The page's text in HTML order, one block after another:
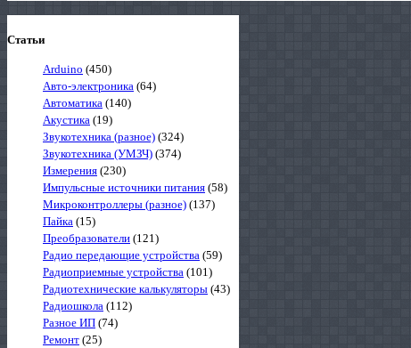
Статьи
Arduino (450)
Авто-электроника (64)
Автоматика (140)
Акустика (19)
Звукотехника (разное) (324)
Звукотехника (УМЗЧ) (374)
Измерения (230)
Импульсные источники питания (58)
Микроконтроллеры (разное) (137)
Пайка (15)
Преобразователи (121)
Радио передающие устройства (59)
Радиоприемные устройства (101)
Радиотехнические калькуляторы (43)
Радиошкола (112)
Разное ИП (74)
Ремонт (25)